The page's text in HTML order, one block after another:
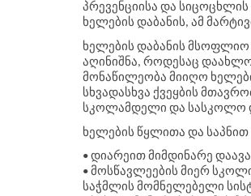
‬პრევენციისა ‬და
ხელების დაბანის, ამ
ხელების ‬დაბანის
‬აღინიშნა, ‬როდესაც
‬მონაწილეობა ‬მიიღო
‬სხვადასხვა ქვეყბის
სკოლამდელი ‬და ‬სასკოლო
ხელების წყლითა და საპნით
• დიარეით მიმდინარე
• მოსწავლეების მიერ
საჭმლის მომნელებელი